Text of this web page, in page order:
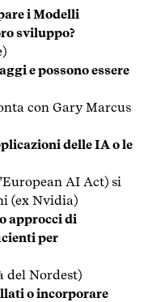
i Modelli
sviluppo?
e possono essere
con Gary Marcus
delle IA o le
AI Act) si
(ex Nvidia)
approcci di
per
del Nordest)
o incorporare